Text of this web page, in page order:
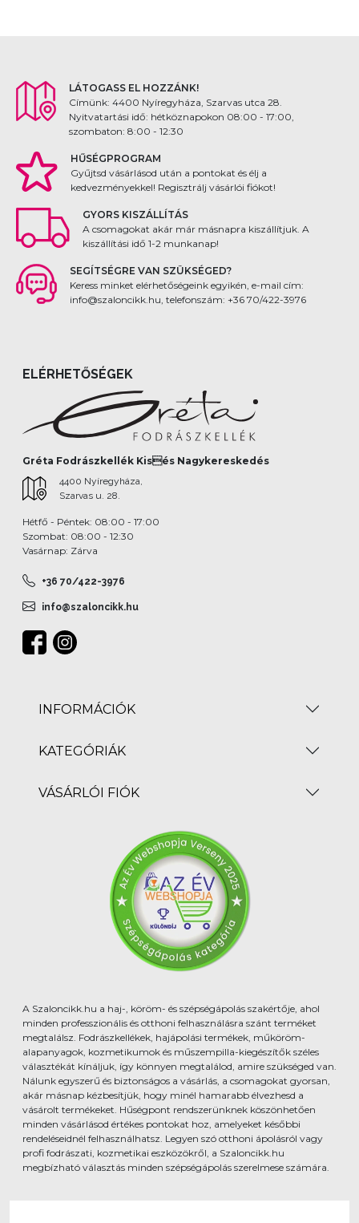
LÁTOGASS EL HOZZÁNK!
Címünk: 4400 Nyíregyháza, Szarvas utca 28.
Nyitvatartási idő: hétköznapokon 08:00 - 17:00,
szombaton: 8:00 - 12:30
HŰSÉGPROGRAM
Gyűjtsd vásárlásod után a pontokat és élj a
kedvezményekkel! Regisztrálj vásárlói fiókot!
GYORS KISZÁLLÍTÁS
A csomagokat akár már másnapra kiszállítjuk. A
kiszállítási idő 1-2 munkanap!
SEGÍTSÉGRE VAN SZÜKSÉGED?
Keress minket elérhetőségeink egyikén, e-mail cím:
info@szaloncikk.hu, telefonszám: +36 70/422-3976
ELÉRHETŐSÉGEK
Gréta Fodrászkellék Kisés Nagykereskedés
4400 Nyíregyháza,
Szarvas u. 28.
Hétfő - Péntek: 08:00 - 17:00
Szombat: 08:00 - 12:30
Vasárnap: Zárva
+36 70/422-3976
info@szaloncikk.hu
INFORMÁCIÓK
KATEGÓRIÁK
VÁSÁRLÓI FIÓK
A Szaloncikk.hu a haj-, köröm- és szépségápolás szakértője, ahol
minden professzionális és otthoni felhasználásra szánt terméket
megtalálsz. Fodrászkellékek, hajápolási termékek, műköröm-
alapanyagok, kozmetikumok és műszempilla-kiegészítők széles
választékát kínáljuk, így könnyen megtalálod, amire szükséged van.
Nálunk egyszerű és biztonságos a vásárlás, a csomagokat gyorsan,
akár másnap kézbesítjük, hogy minél hamarabb élvezhesd a
vásárolt termékeket. Hűségpont rendszerünknek köszönhetően
minden vásárlásod értékes pontokat hoz, amelyeket későbbi
rendeléseidnél felhasználhatsz. Legyen szó otthoni ápolásról vagy
profi fodrászati, kozmetikai eszközökről, a Szaloncikk.hu
megbízható választás minden szépségápolás szerelmese számára.